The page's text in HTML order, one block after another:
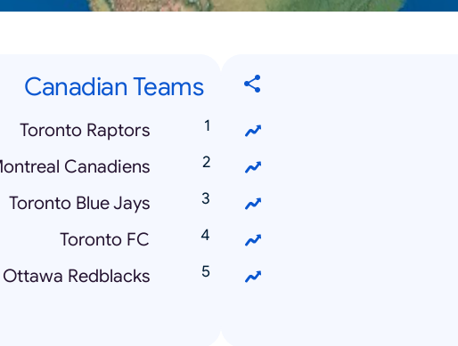
Canadian Teams
Toronto Raptors
Canadiens
Toronto Blue Jays
Toronto FC
Ottawa Redblacks